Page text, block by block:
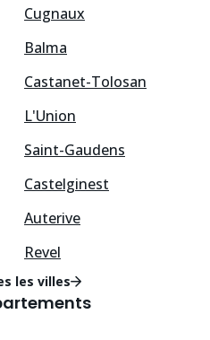
Cugnaux
Balma
Castanet-Tolosan
L'Union
Saint-Gaudens
Castelginest
Auterive
Revel
les villes